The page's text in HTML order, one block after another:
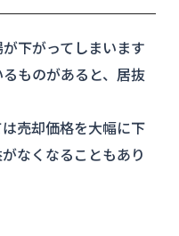
下がってしまいます
ものがあると、居抜
売却価格を大幅に下
なくなることもあり